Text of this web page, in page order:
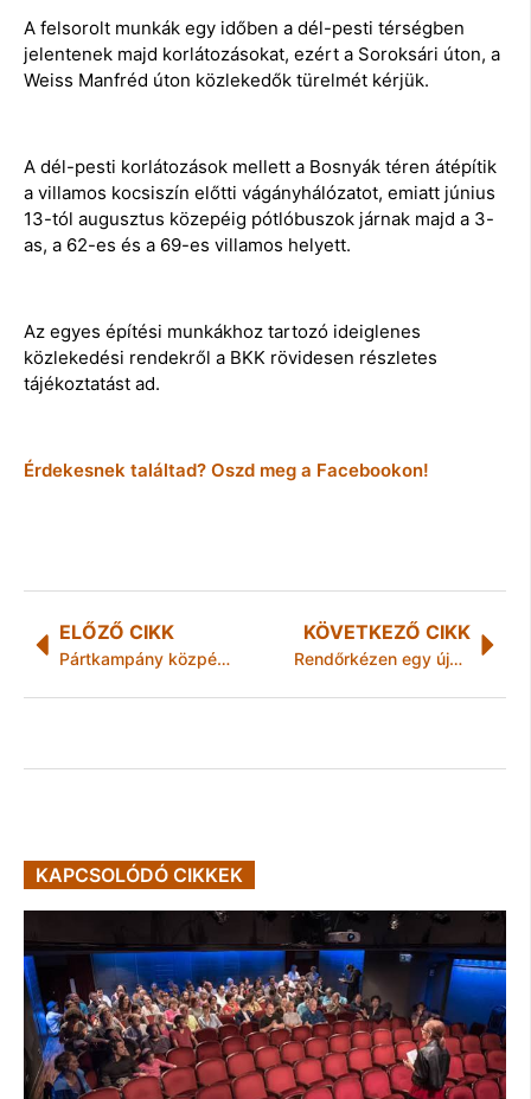
A felsorolt munkák egy időben a dél-pesti térségben
jelentenek majd korlátozásokat, ezért a Soroksári úton, a
Weiss Manfréd úton közlekedők türelmét kérjük.
A dél-pesti korlátozások mellett a Bosnyák téren átépítik
a villamos kocsiszín előtti vágányhálózatot, emiatt június
13-tól augusztus közepéig pótlóbuszok járnak majd a 3-
as, a 62-es és a 69-es villamos helyett.
Az egyes építési munkákhoz tartozó ideiglenes
közlekedési rendekről a BKK rövidesen részletes
tájékoztatást ad.
Érdekesnek találtad? Oszd meg a Facebookon!
ELŐZŐ CIKK
Pártkampány közpénzből
KÖVETKEZŐ CIKK
Rendőrkézen egy újabb halmozó
KAPCSOLÓDÓ CIKKEK